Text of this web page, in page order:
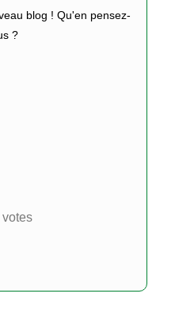
blog ! Qu'en pensez-
?
votes